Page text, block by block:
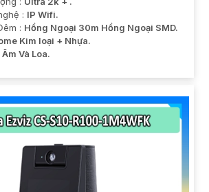
: IP Wifi.
: Hồng Ngoại 30m Hồng Ngoại SMD.
Kim loại + Nhựa.
Và Loa.